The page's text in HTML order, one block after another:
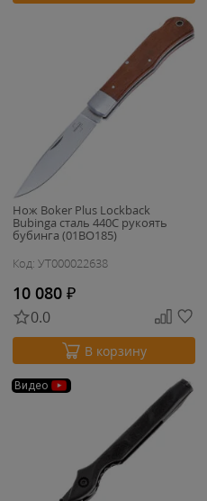
Нож Boker Plus Lockback
Bubinga сталь 440C рукоять
бубинга (01BO185)
Код: УТ000022638
10 080 ₽
0.0
В корзину
Видео